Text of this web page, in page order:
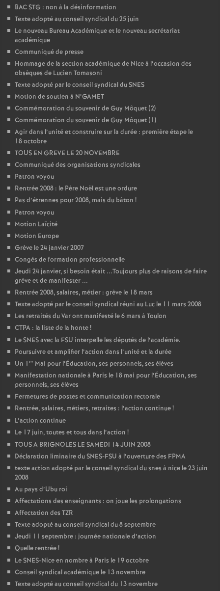
BAC STG : non à la désinformation
Texte adopté au conseil syndical du 25 juin
Le nouveau Bureau Académique et le nouveau secrétariat
académique
Communiqué de presse
Hommage de la section académique de Nice à l’occasion des
obsèques de Lucien Tomasoni
Texte adopté par le conseil syndical du SNES
Motion de soutien à N’GAMET
Commémoration du souvenir de Guy Môquet (2)
Commémoration du souvenir de Guy Môquet (1)
Agir dans l’unité et construire sur la durée : première étape le
18 octobre
TOUS EN GREVE LE 20 NOVEMBRE
Communiqué des organisations syndicales
Patron voyou
Rentrée 2008 : le Père Noël est une ordure
Pas d’étrennes pour 2008, mais du bâton !
Patron voyou
Motion Laïcité
Motion Europe
Grève le 24 janvier 2007
Congés de formation professionnelle
Jeudi 24 janvier, si besoin était ...Toujours plus de raisons de faire
grève et de manifester ...
Rentrée 2008, salaires, métier : grève le 18 mars
Texte adopté par le conseil syndical réuni au Luc le 11 mars 2008
Les retraités du Var ont manifesté le 6 mars à Toulon
CTPA : la liste de la honte!
Le SNES avec la FSU interpelle les députés de l’académie.
Poursuivre et amplifier l’action dans l’unité et la durée
Un 1 er Mai pour l’Éducation, ses personnels, ses élèves
Manifestation nationale à Paris le 18 mai pour l’Éducation, ses
personnels, ses élèves
Fermetures de postes et communication rectorale
Rentrée, salaires, métiers, retraites : l’action continue!
L’action continue
Le 17 juin, toutes et tous dans l’action !
TOUS A BRIGNOLES LE SAMEDI 14 JUIN 2008
Déclaration liminaire du SNES-FSU à l’ouverture des FPMA
texte action adopté par le conseil syndical du snes à nice le 23 juin
2008
Au pays d’Ubu roi
Affectations des enseignants : on joue les prolongations
Affectation des TZR
Texte adopté au conseil syndical du 8 septembre
Jeudi 11 septembre : journée nationale d’action
Quelle rentrée!
Le SNES-Nice en nombre à Paris le 19 octobre
Conseil syndical académique le 13 novembre
Texte adopté au conseil syndical du 13 novembre